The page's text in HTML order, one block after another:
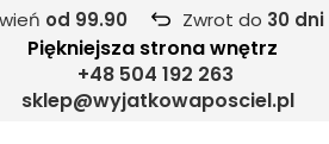
od 99.90 Zwrot do 30 dni
Piękniejsza strona wnętrz
+48 504 192 263
sklep@wyjatkowaposciel.pl